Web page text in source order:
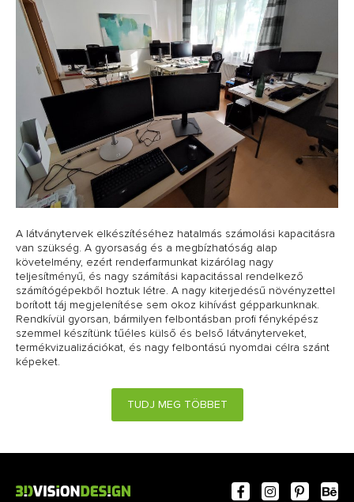
A látványtervek elkészítéséhez hatalmás számolási kapacitásra
van szükség. A gyorsaság és a megbízhatóság alap
követelmény, ezért renderfarmunkat kizárólag nagy
teljesítményű, és nagy számítási kapacitással rendelkező
számítógépekből hoztuk létre. A nagy kiterjedésű növényzettel
borított táj megjelenítése sem okoz kihívást gépparkunknak.
Rendkívül gyorsan, bármilyen felbontásban profi fényképész
szemmel készítünk tűéles külső és belső látványterveket,
termékvizualizációkat, és nagy felbontású nyomdai célra szánt
képeket.
TUDJ MEG TÖBBET